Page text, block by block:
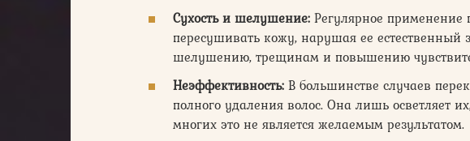
Сухость и шелушение: Регулярное применение
пересушивать кожу, нарушая ее естественный
шелушению, трещинам и повышению
Неэффективность: В большинстве случаев
полного удаления волос. Она лишь осветляет
многих это не является желаемым результатом.